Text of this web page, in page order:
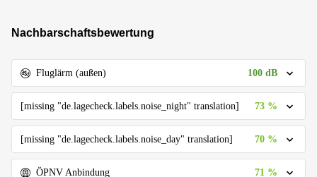
Nachbarschaftsbewertung
Fluglärm (außen) 100 dB
[missing "de.lagecheck.labels.noise_night" translation] 73 %
[missing "de.lagecheck.labels.noise_day" translation] 70 %
ÖPNV Anbindung 71 %